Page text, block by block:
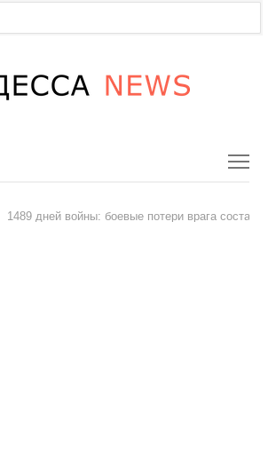
1489 дней войны: боевые потери врага